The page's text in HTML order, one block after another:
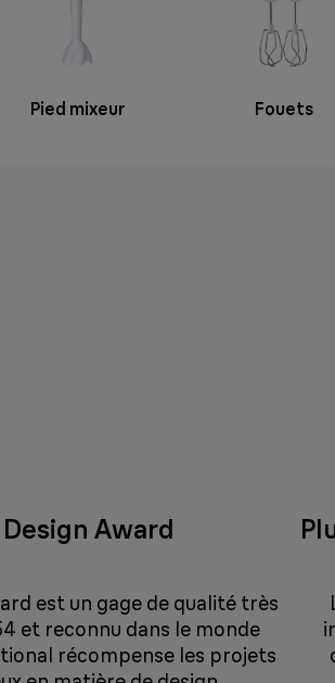
Pied mixeur Fouets
Award
est un gage de qualité très
et reconnu dans le monde
récompense les projets